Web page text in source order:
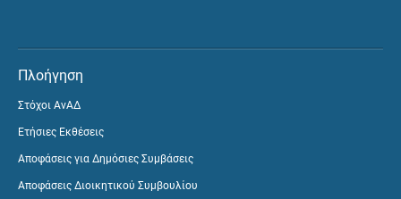
Πλοήγηση
Στόχοι ΑνΑΔ
Ετήσιες Εκθέσεις
Αποφάσεις για Δημόσιες Συμβάσεις
Αποφάσεις Διοικητικού Συμβουλίου